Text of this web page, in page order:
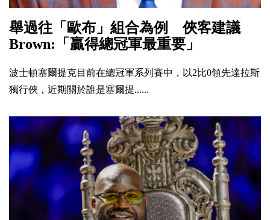
舉過往「歐布」組合為例 俠客建議
Brown:「贏得總冠軍最重要」
波士頓塞爾提克目前在總冠軍系列賽中，以2比0領先達拉斯
獨行俠，近期關於誰是塞爾提......